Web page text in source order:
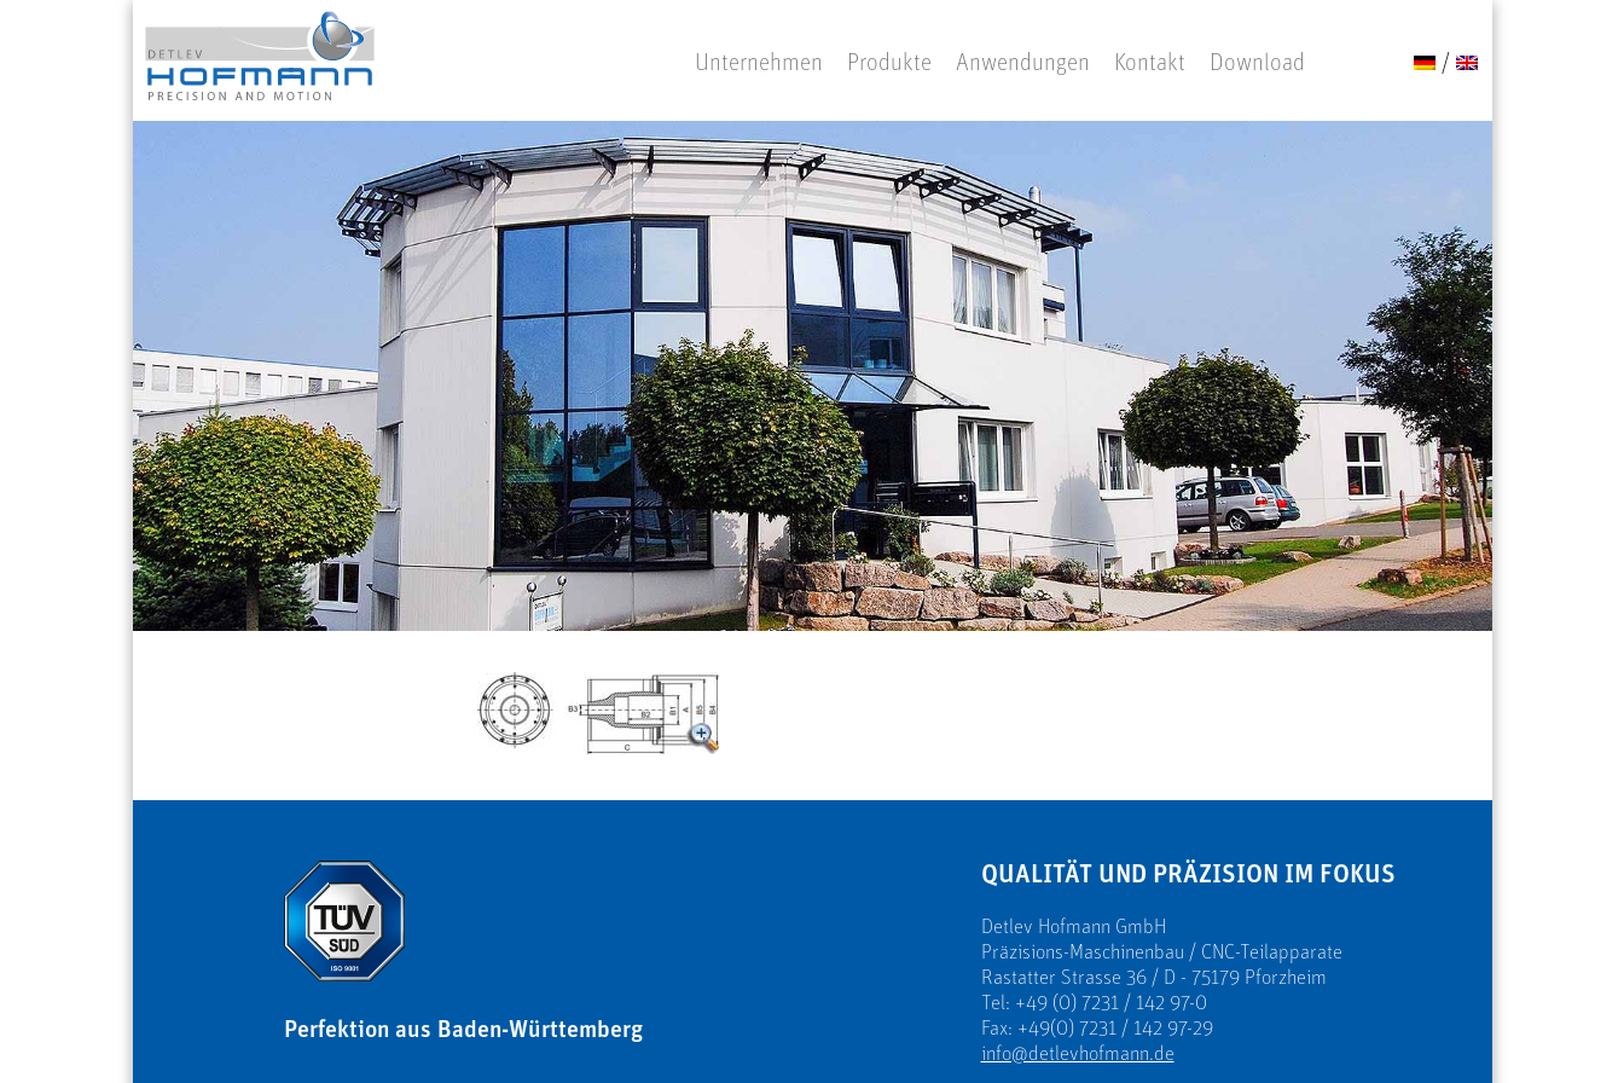
Unternehmen Produkte Anwendungen Kontakt Download /
QUALITÄT UND PRÄZISION IM FOKUS
Detlev Hofmann GmbH
Präzisions-Maschinenbau / CNC-Teilapparate
Rastatter Strasse 36 / D - 75179 Pforzheim
Tel: +49 (0) 7231 / 142 97-0
Fax: +49(0) 7231 / 142 97-29
info@detlevhofmann.de
Perfektion aus Baden-Württemberg